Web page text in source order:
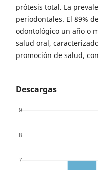
prótesis total. La
periodontales. El 89%
odontológico un año o
salud oral,
promoción de salud,
Descargas